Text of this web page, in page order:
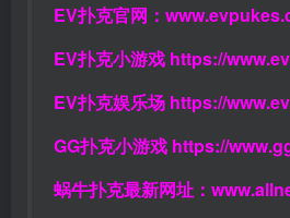
EV扑克官网：
EV扑克小游戏 https://
EV扑克娱乐场 https://
GG扑克小游戏 https://
蜗牛扑克最新网址：